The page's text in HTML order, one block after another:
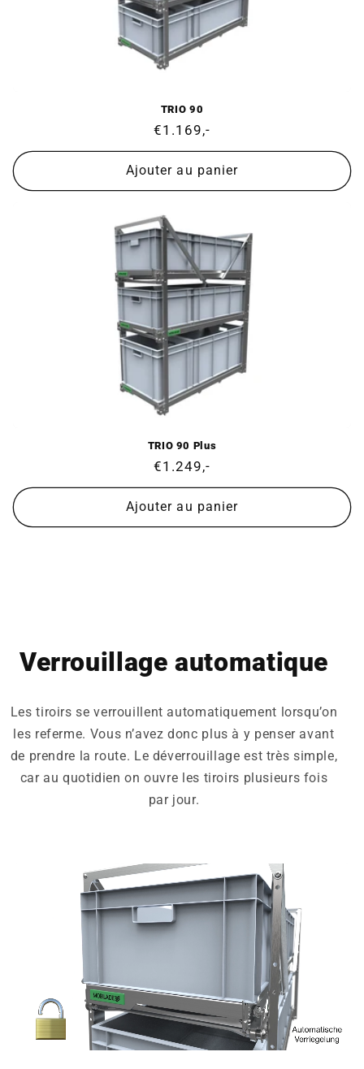
TRIO 90
Prix
normal
€1.169,-
Ajouter au panier
TRIO 90 Plus
Prix
normal
€1.249,-
Ajouter au panier
Verrouillage automatique
Les tiroirs se verrouillent automatiquement lorsqu’on
les referme. Vous n’avez donc plus à y penser avant
de prendre la route. Le déverrouillage est très simple,
car au quotidien on ouvre les tiroirs plusieurs fois
par jour.